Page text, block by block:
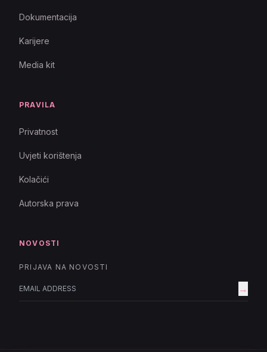
Dokumentacija
Karijere
Media kit
PRAVILA
Privatnost
Uvjeti korištenja
Kolačići
Autorska prava
NOVOSTI
PRIJAVA NA NOVOSTI
→